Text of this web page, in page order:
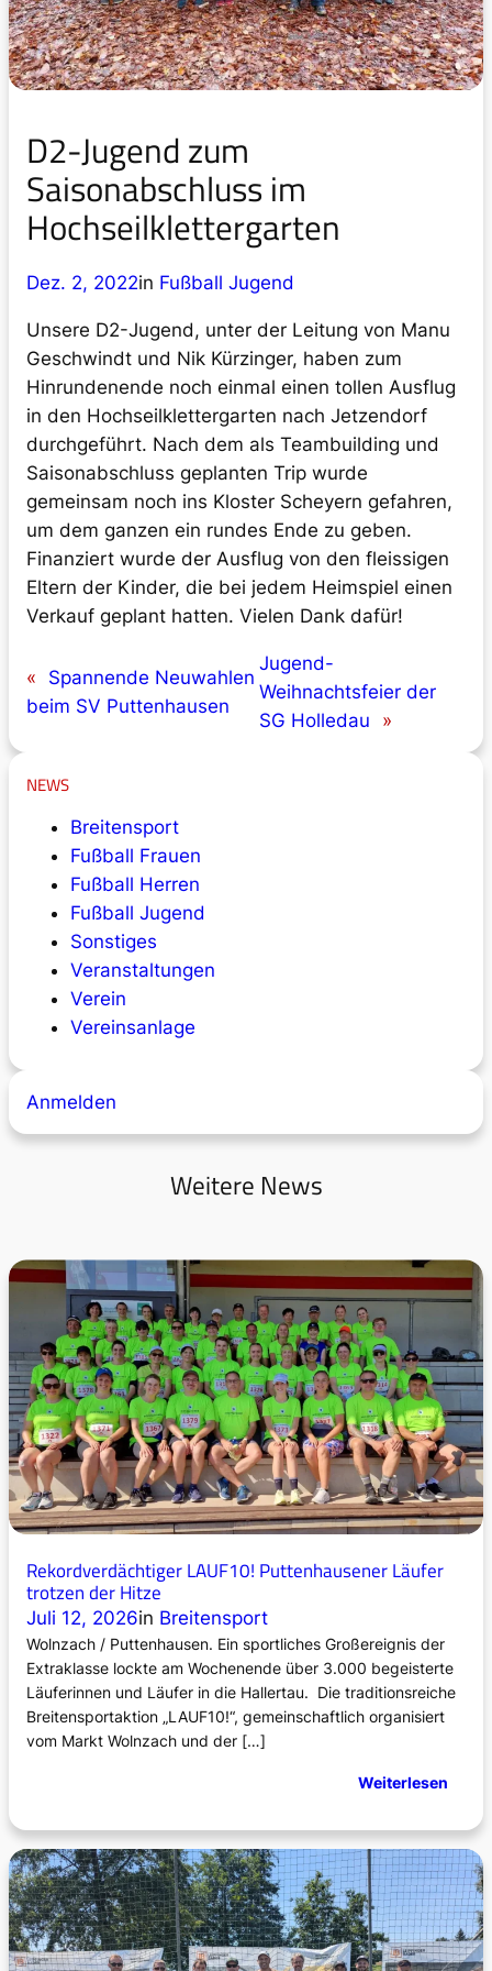
D2-Jugend zum
Saisonabschluss im
Hochseilklettergarten
Dez. 2, 2022in Fußball Jugend
Unsere D2-Jugend, unter der Leitung von Manu
Geschwindt und Nik Kürzinger, haben zum
Hinrundenende noch einmal einen tollen Ausflug
in den Hochseilklettergarten nach Jetzendorf
durchgeführt. Nach dem als Teambuilding und
Saisonabschluss geplanten Trip wurde
gemeinsam noch ins Kloster Scheyern gefahren,
um dem ganzen ein rundes Ende zu geben.
Finanziert wurde der Ausflug von den fleissigen
Eltern der Kinder, die bei jedem Heimspiel einen
Verkauf geplant hatten. Vielen Dank dafür!
«
Spannende Neuwahlen
beim SV Puttenhausen
Jugend-
Weihnachtsfeier der
SG Holledau
»
NEWS
Breitensport
Fußball Frauen
Fußball Herren
Fußball Jugend
Sonstiges
Veranstaltungen
Verein
Vereinsanlage
Anmelden
Weitere News
Rekordverdächtiger LAUF10! Puttenhausener Läufer
trotzen der Hitze
Juli 12, 2026in Breitensport
Wolnzach / Puttenhausen. Ein sportliches Großereignis der
Extraklasse lockte am Wochenende über 3.000 begeisterte
Läuferinnen und Läufer in die Hallertau. Die traditionsreiche
Breitensportaktion „LAUF10!“, gemeinschaftlich organisiert
vom Markt Wolnzach und der […]
Weiterlesen
e
k
o
r
d
v